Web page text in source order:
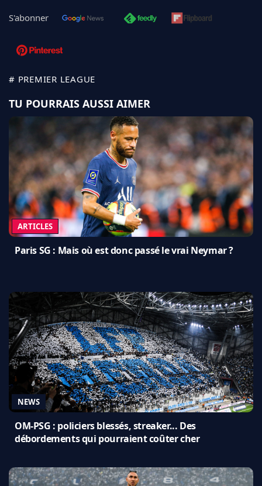
S'abonner
# PREMIER LEAGUE
TU POURRAIS AUSSI AIMER
ARTICLES
Paris SG : Mais où est donc passé le vrai Neymar ?
NEWS
OM-PSG : policiers blessés, streaker... Des
débordements qui pourraient coûter cher